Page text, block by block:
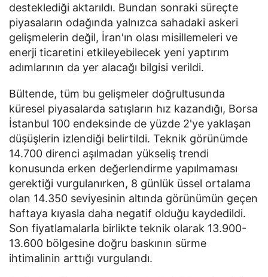
desteklediği aktarıldı. Bundan sonraki süreçte
piyasaların odağında yalnızca sahadaki askeri
gelişmelerin değil, İran'ın olası misillemeleri ve
enerji ticaretini etkileyebilecek yeni yaptırım
adımlarının da yer alacağı bilgisi verildi.
Bültende, tüm bu gelişmeler doğrultusunda
küresel piyasalarda satışların hız kazandığı, Borsa
İstanbul 100 endeksinde de yüzde 2'ye yaklaşan
düşüşlerin izlendiği belirtildi. Teknik görünümde
14.700 direnci aşılmadan yükseliş trendi
konusunda erken değerlendirme yapılmaması
gerektiği vurgulanırken, 8 günlük üssel ortalama
olan 14.350 seviyesinin altında görünümün geçen
haftaya kıyasla daha negatif olduğu kaydedildi.
Son fiyatlamalarla birlikte teknik olarak 13.900-
13.600 bölgesine doğru baskının sürme
ihtimalinin arttığı vurgulandı.